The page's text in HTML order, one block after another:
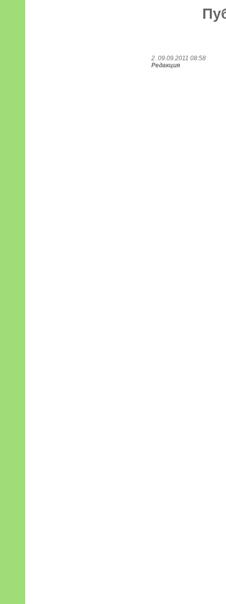
2. 09.09.2011 08:58
Редакция